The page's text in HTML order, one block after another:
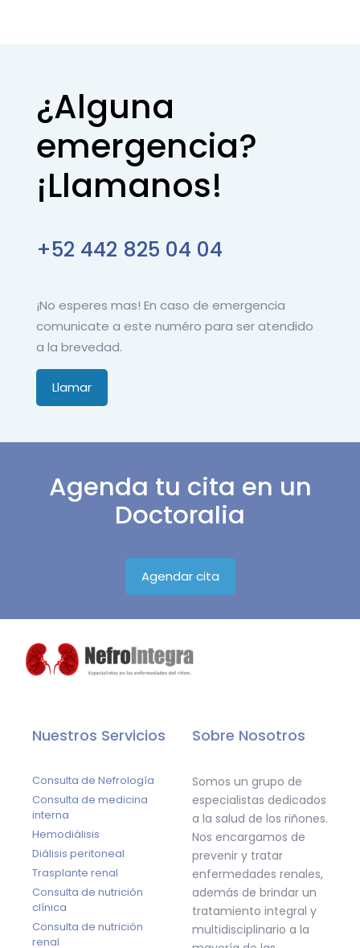
¿Alguna
emergencia?
¡Llamanos!
+52 442 825 04 04
¡No esperes mas! En caso de emergencia
comunicate a este numéro para ser atendido
a la brevedad.
Llamar
Agenda tu cita en un
Doctoralia
Agendar cita
Nuestros Servicios
Consulta de Nefrología
Consulta de medicina
interna
Hemodiálisis
Diálisis peritoneal
Trasplante renal
Consulta de nutrición
clínica
Consulta de nutrición
renal
Sobre Nosotros
Somos un grupo de
especialistas dedicados
a la salud de los riñones.
Nos encargamos de
prevenir y tratar
enfermedades renales,
además de brindar un
tratamiento integral y
multidisciplinario a la